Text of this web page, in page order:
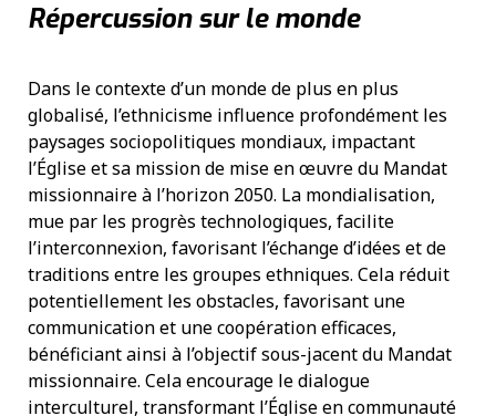
Répercussion sur le monde
Dans le contexte d’un monde de plus en plus
globalisé, l’ethnicisme influence profondément les
paysages sociopolitiques mondiaux, impactant
l’Église et sa mission de mise en œuvre du Mandat
missionnaire à l’horizon 2050. La mondialisation,
mue par les progrès technologiques, facilite
l’interconnexion, favorisant l’échange d’idées et de
traditions entre les groupes ethniques. Cela réduit
potentiellement les obstacles, favorisant une
communication et une coopération efficaces,
bénéficiant ainsi à l’objectif sous-jacent du Mandat
missionnaire. Cela encourage le dialogue
interculturel, transformant l’Église en communauté